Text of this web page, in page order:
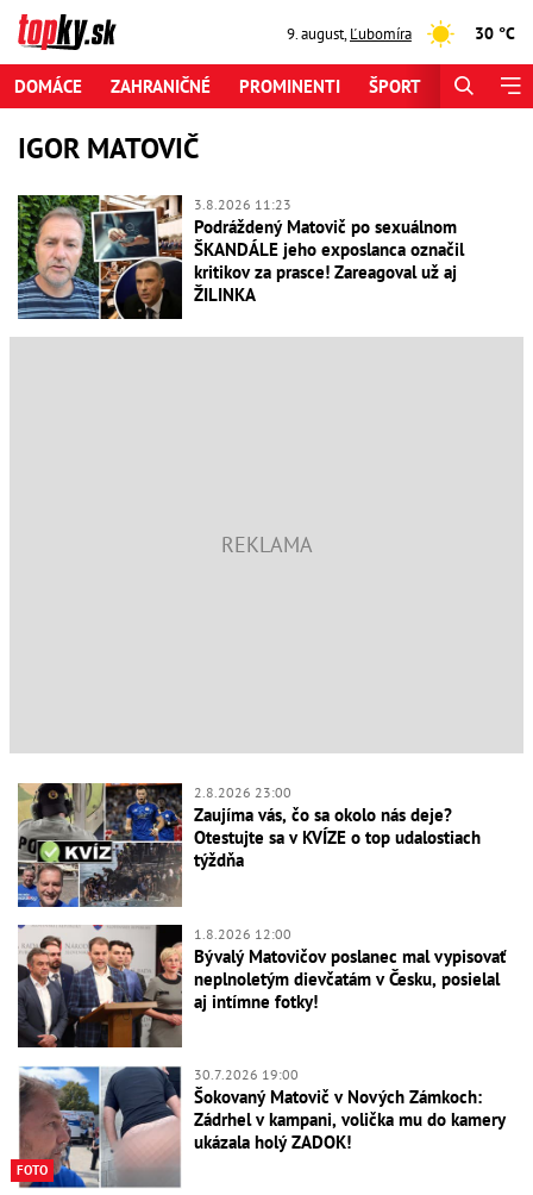
9. august,Ľubomíra 30 °C
DOMÁCE ZAHRANIČNÉ PROMINENTI ŠPORT
IGOR MATOVIČ
3.8.2026 11:23
Podráždený Matovič po sexuálnom
ŠKANDÁLE jeho exposlanca označil
kritikov za prasce! Zareagoval už aj
ŽILINKA
2.8.2026 23:00
Zaujíma vás, čo sa okolo nás deje?
Otestujte sa v KVÍZE o top udalostiach
týždňa
1.8.2026 12:00
Bývalý Matovičov poslanec mal vypisovať
neplnoletým dievčatám v Česku, posielal
aj intímne fotky!
FOTO
30.7.2026 19:00
Šokovaný Matovič v Nových Zámkoch:
Zádrhel v kampani, volička mu do kamery
ukázala holý ZADOK!